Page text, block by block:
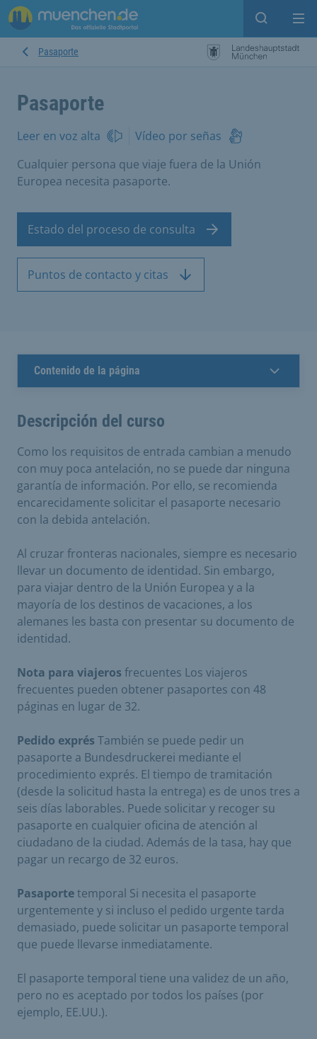
Open
Pasaporte
Pasaporte
Leer en voz alta
Vídeo por señas
Cualquier persona que viaje fuera de la Unión
Europea necesita pasaporte.
Estado del proceso de consulta
Puntos de contacto y citas
Contenido de la página
Descripción del curso
Como los requisitos de entrada cambian a menudo
con muy poca antelación, no se puede dar ninguna
garantía de información. Por ello, se recomienda
encarecidamente solicitar el pasaporte necesario
con la debida antelación.
Al cruzar fronteras nacionales, siempre es necesario
llevar un documento de identidad. Sin embargo,
para viajar dentro de la Unión Europea y a la
mayoría de los destinos de vacaciones, a los
alemanes les basta con presentar su documento de
identidad.
Nota para viajeros frecuentes Los viajeros
frecuentes pueden obtener pasaportes con 48
páginas en lugar de 32.
Pedido exprés También se puede pedir un
pasaporte a Bundesdruckerei mediante el
procedimiento exprés. El tiempo de tramitación
(desde la solicitud hasta la entrega) es de unos tres a
seis días laborables. Puede solicitar y recoger su
pasaporte en cualquier oficina de atención al
ciudadano de la ciudad. Además de la tasa, hay que
pagar un recargo de 32 euros.
Pasaportetemporal Si necesita el pasaporte
urgentemente y si incluso el pedido urgente tarda
demasiado, puede solicitar un pasaporte temporal
que puede llevarse inmediatamente.
El pasaporte temporal tiene una validez de un año,
pero no es aceptado por todos los países (por
ejemplo, EE.UU.).